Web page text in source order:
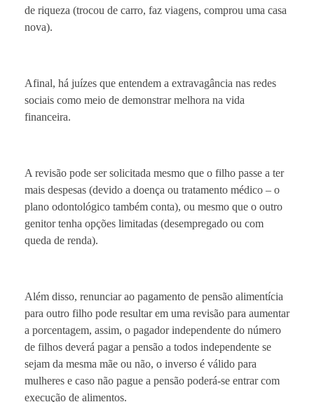
de riqueza (trocou de carro, faz viagens, comprou uma casa
nova).
Afinal, há juízes que entendem a extravagância nas redes
sociais como meio de demonstrar melhora na vida
financeira.
A revisão pode ser solicitada mesmo que o filho passe a ter
mais despesas (devido a doença ou tratamento médico – o
plano odontológico também conta), ou mesmo que o outro
genitor tenha opções limitadas (desempregado ou com
queda de renda).
Além disso, renunciar ao pagamento de pensão alimentícia
para outro filho pode resultar em uma revisão para aumentar
a porcentagem, assim, o pagador independente do número
de filhos deverá pagar a pensão a todos independente se
sejam da mesma mãe ou não, o inverso é válido para
mulheres e caso não pague a pensão poderá-se entrar com
execução de alimentos.